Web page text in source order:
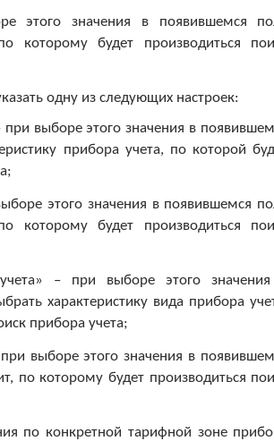
этого значения в появившемся
которому будет производиться
одну из следующих настроек:
при выборе этого значения в
прибора учета, по которой
этого значения в появившемся
которому будет производиться
– при выборе этого
характеристику вида прибора
прибора учета;
выборе этого значения в
по которому будет производиться
по конкретной тарифной зоне